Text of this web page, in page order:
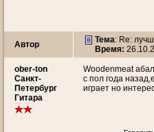
Автор Тема: Re:
Время:
ober-ton
Санкт-
Петербург
Гитара
Woodenmeat
с пол года
играет но